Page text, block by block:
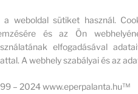
a weboldal sütiket használ.
és az Ön
elfogadásával
A webhely szabályai és az
– 2024 www.eperpalanta.hu™